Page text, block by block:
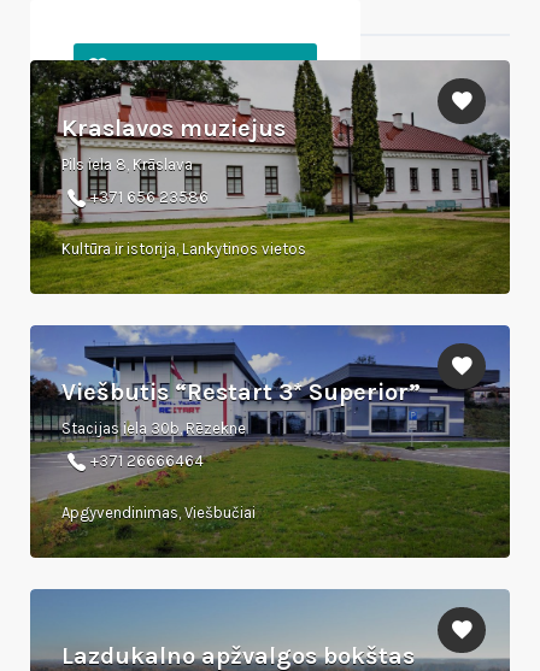
Kraslavos muziejus
Pils iela 8, Krāslava
+371 656 23586
Kultūra ir istorija, Lankytinos vietos
Viešbutis “Restart 3* Superior”
Stacijas iela 30b, Rēzekne
+371 26666464
Apgyvendinimas, Viešbučiai
Lazdukalno apžvalgos bokštas